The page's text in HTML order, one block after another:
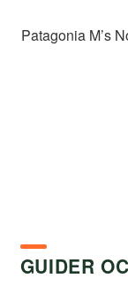
Patagonia M’s
GUIDER